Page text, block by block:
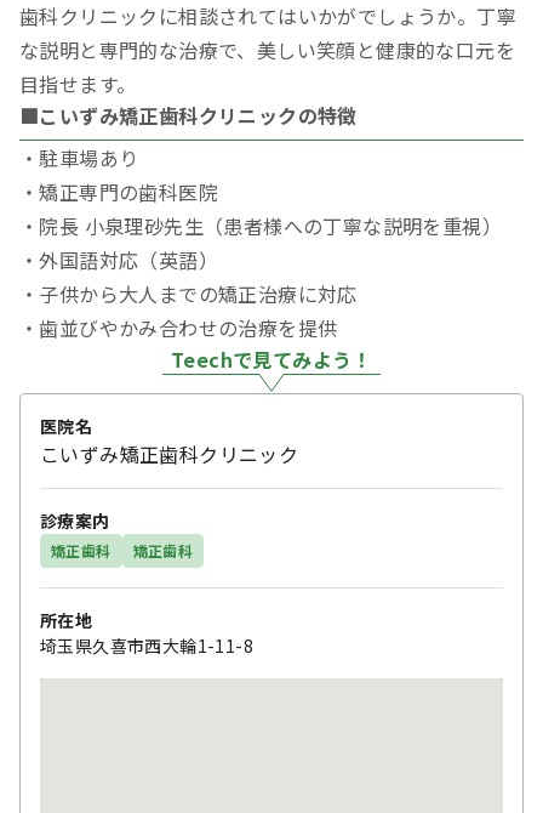
歯科クリニックに相談されてはいかがでしょうか。丁寧
な説明と専門的な治療で、美しい笑顔と健康的な口元を
目指せます。
■こいずみ矯正歯科クリニックの特徴
・駐車場あり
・矯正専門の歯科医院
・院長 小泉理砂先生（患者様への丁寧な説明を重視）
・外国語対応（英語）
・子供から大人までの矯正治療に対応
・歯並びやかみ合わせの治療を提供
Teechで見てみよう！
医院名
こいずみ矯正歯科クリニック
診療案内
矯正歯科 矯正歯科
所在地
埼玉県久喜市西大輪1-11-8